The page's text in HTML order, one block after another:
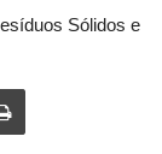
Sólidos e